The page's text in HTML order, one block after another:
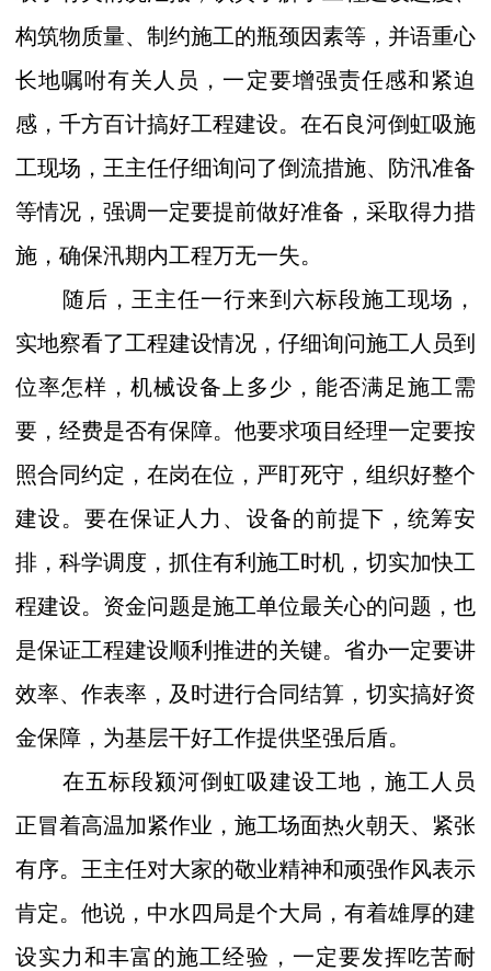
构筑物质量、制约施工的瓶颈因素等，并语重心
长地嘱咐有关人员，一定要增强责任感和紧迫
感，千方百计搞好工程建设。在石良河倒虹吸施
工现场，王主任仔细询问了倒流措施、防汛准备
等情况，强调一定要提前做好准备，采取得力措
施，确保汛期内工程万无一失。
随后，王主任一行来到六标段施工现场，
实地察看了工程建设情况，仔细询问施工人员到
位率怎样，机械设备上多少，能否满足施工需
要，经费是否有保障。他要求项目经理一定要按
照合同约定，在岗在位，严盯死守，组织好整个
建设。要在保证人力、设备的前提下，统筹安
排，科学调度，抓住有利施工时机，切实加快工
程建设。资金问题是施工单位最关心的问题，也
是保证工程建设顺利推进的关键。省办一定要讲
效率、作表率，及时进行合同结算，切实搞好资
金保障，为基层干好工作提供坚强后盾。
在五标段颍河倒虹吸建设工地，施工人员
正冒着高温加紧作业，施工场面热火朝天、紧张
有序。王主任对大家的敬业精神和顽强作风表示
肯定。他说，中水四局是个大局，有着雄厚的建
设实力和丰富的施工经验，一定要发挥吃苦耐